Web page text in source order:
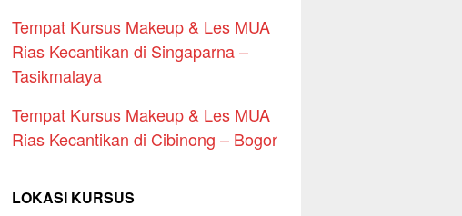
Tempat Kursus Makeup & Les MUA
Rias Kecantikan di Singaparna –
Tasikmalaya
Tempat Kursus Makeup & Les MUA
Rias Kecantikan di Cibinong – Bogor
LOKASI KURSUS